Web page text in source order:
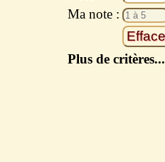
Ma note :
Plus de critères...